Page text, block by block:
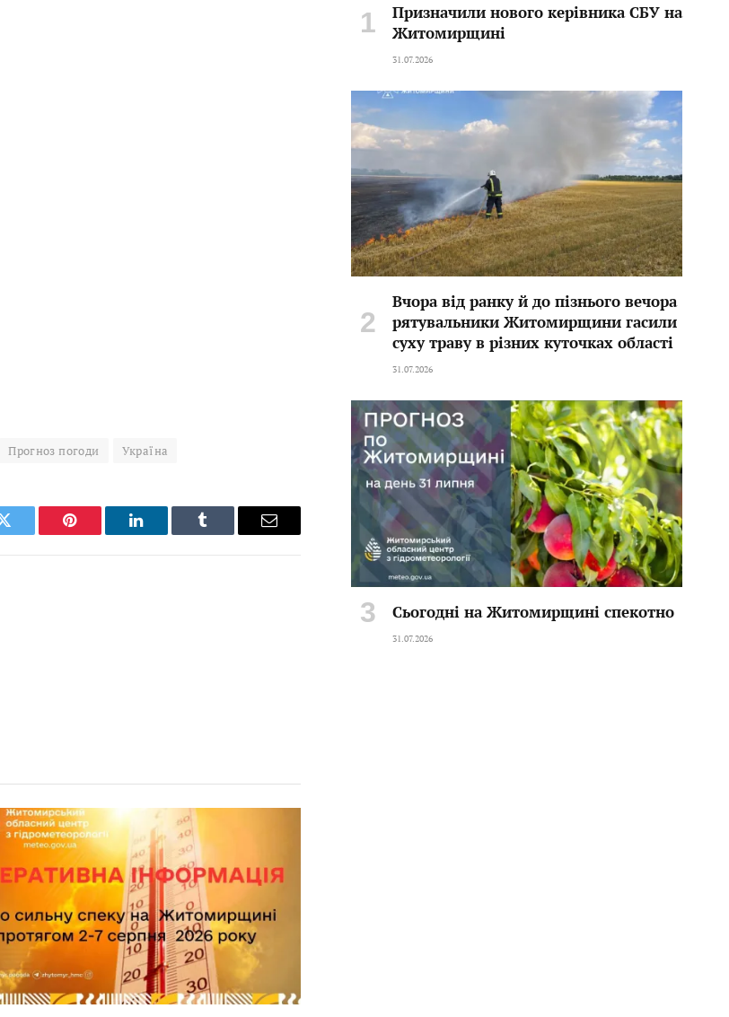
Прогноз погоди Україна
Twitter Pinterest LinkedIn Tumblr Email
Призначили нового керівника СБУ на
Житомирщині
31.07.2026
Вчора від ранку й до пізнього вечора
рятувальники Житомирщини гасили
суху траву в різних куточках області
31.07.2026
Сьогодні на Житомирщині спекотно
31.07.2026